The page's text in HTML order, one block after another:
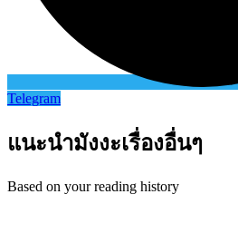
Telegram
แนะนำมังงะเรื่องอื่นๆ
Based on your reading history